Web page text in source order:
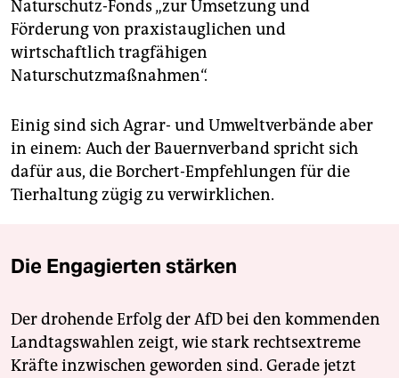
Naturschutz-Fonds „zur Umsetzung und
Förderung von praxistauglichen und
wirtschaftlich tragfähigen
Naturschutzmaßnahmen“.
Einig sind sich Agrar- und Umweltverbände aber
in einem: Auch der Bauernverband spricht sich
dafür aus, die Borchert-Empfehlungen für die
Tierhaltung zügig zu verwirklichen.
Die Engagierten stärken
Der drohende Erfolg der AfD bei den kommenden
Landtagswahlen zeigt, wie stark rechtsextreme
Kräfte inzwischen geworden sind. Gerade jetzt